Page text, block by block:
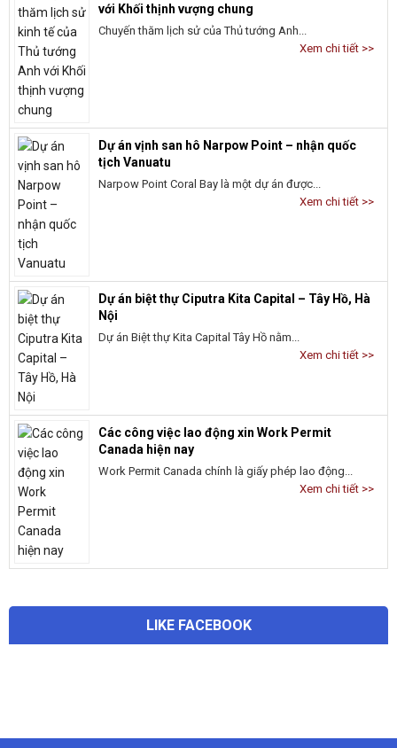
với Khối thịnh vượng chung
Chuyến thăm lịch sử của Thủ tướng Anh...
Xem chi tiết >>
Dự án vịnh san hô Narpow Point – nhận quốc
tịch Vanuatu
Narpow Point Coral Bay là một dự án được...
Xem chi tiết >>
Dự án biệt thự Ciputra Kita Capital – Tây Hồ, Hà
Nội
Dự án Biệt thự Kita Capital Tây Hồ nằm...
Xem chi tiết >>
Các công việc lao động xin Work Permit
Canada hiện nay
Work Permit Canada chính là giấy phép lao động...
Xem chi tiết >>
LIKE FACEBOOK